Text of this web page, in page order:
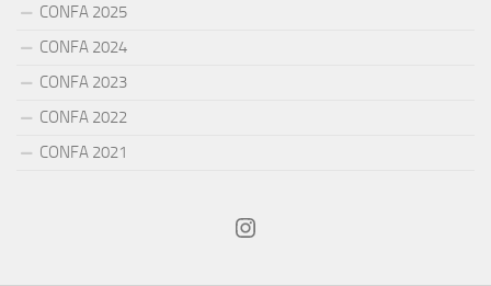
CONFA 2025
CONFA 2024
CONFA 2023
CONFA 2022
CONFA 2021
Instagram